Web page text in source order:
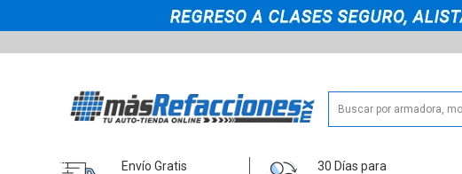
Envío Gratis
30 Días para